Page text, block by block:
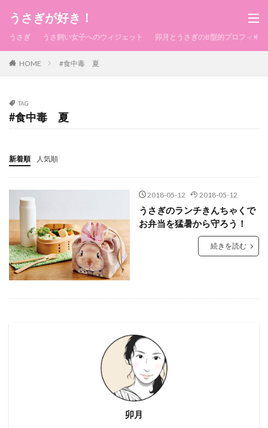
うさぎが好き！
うさぎ うさ飼い女子へのウィジェット 卯月とうさぎのB型的プロフィール
HOME #食中毒 夏
TAG
#食中毒 夏
新着順 人気順
2018-05-12 2018-05-12
うさぎのランチきんちゃくで
お弁当を猛暑から守ろう！
続きを読む
卯月